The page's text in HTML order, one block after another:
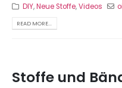
DIY,Neue Stoffe,Videos
READ MORE...
Stoffe und